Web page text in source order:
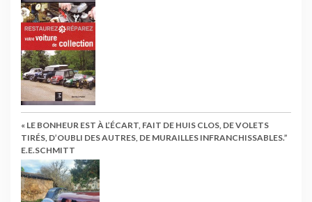
« LE BONHEUR EST À L’ÉCART, FAIT DE HUIS CLOS, DE VOLETS
TIRÉS, D’OUBLI DES AUTRES, DE MURAILLES INFRANCHISSABLES.”
E.E.SCHMITT